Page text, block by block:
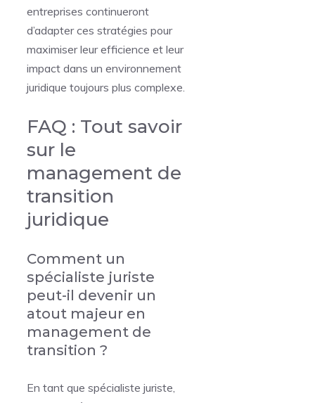
entreprises continueront
d’adapter ces stratégies pour
maximiser leur efficience et leur
impact dans un environnement
juridique toujours plus complexe.
FAQ : Tout savoir
sur le
management de
transition
juridique
Comment un
spécialiste juriste
peut-il devenir un
atout majeur en
management de
transition ?
En tant que spécialiste juriste,